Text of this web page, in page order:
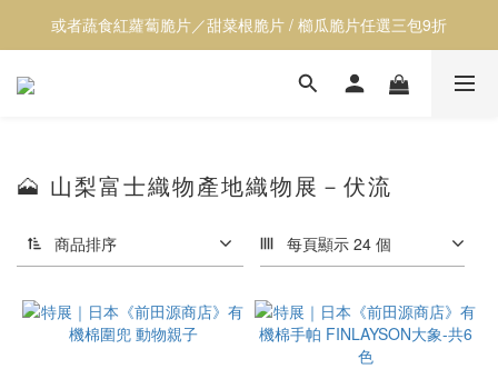
【透心涼】全館居家用品9折
或者蔬食紅蘿蔔脆片／甜菜根脆片 / 櫛瓜脆片任選三包9折
【透心涼】全館居家用品9折
🗻 山梨富士織物產地織物展－伏流
商品排序 每頁顯示 24 個